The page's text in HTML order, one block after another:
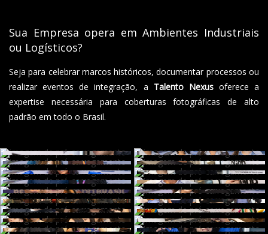
Sua Empresa opera em Ambientes Industriais
ou Logísticos?
Seja para celebrar marcos históricos, documentar processos ou
realizar eventos de integração, a Talento Nexusoferece a
expertise necessária para coberturas fotográficas de alto
padrão em todo o Brasil.